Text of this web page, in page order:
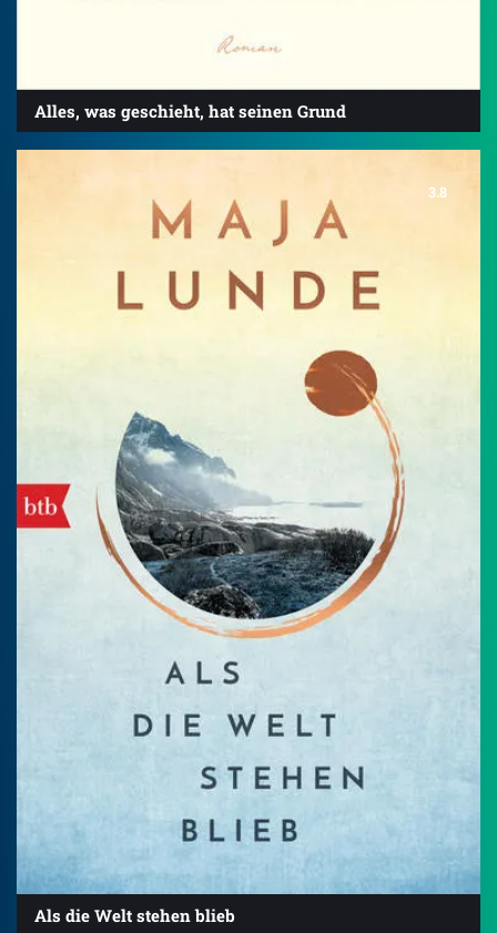
Alles, was geschieht, hat seinen Grund
3.8
Als die Welt stehen blieb